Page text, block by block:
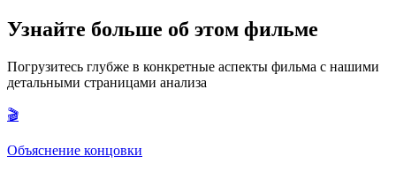
Узнайте больше об этом фильме
Погрузитесь глубже в конкретные аспекты фильма с нашими
детальными страницами анализа
🎬
Объяснение концовки